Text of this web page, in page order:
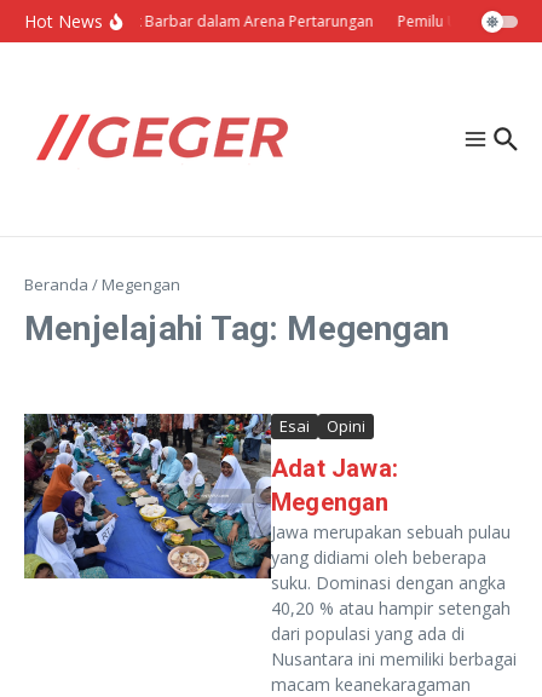
Lewati ke konten
Hot NewsPolitik Barbar dalam Arena Pertarungan Pemilu Ukraina:
Beranda / Megengan
Menjelajahi Tag: Megengan
Esai Opini
Adat Jawa:
Megengan
Jawa merupakan sebuah pulau
yang didiami oleh beberapa
suku. Dominasi dengan angka
40,20 % atau hampir setengah
dari populasi yang ada di
Nusantara ini memiliki berbagai
macam keanekaragaman